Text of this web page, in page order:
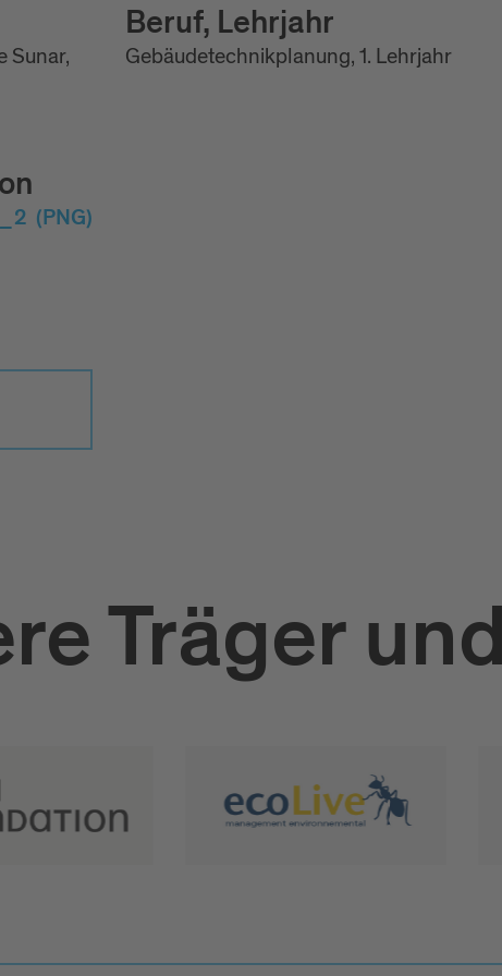
Sunar,
Beruf, Lehrjahr
Gebäudetechnikplanung, 1. Lehrjahr
(PNG)
Träger